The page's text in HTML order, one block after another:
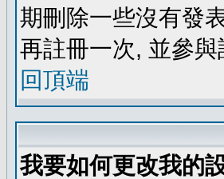
期刪除一些沒有發
再註冊一次, 並參與
回頂端
我要如何更改我的